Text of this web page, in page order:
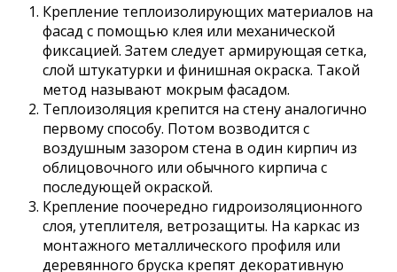
Крепление теплоизолирующих материалов на
фасад с помощью клея или механической
фиксацией. Затем следует армирующая сетка,
слой штукатурки и финишная окраска. Такой
метод называют мокрым фасадом.
Теплоизоляция крепится на стену аналогично
первому способу. Потом возводится с
воздушным зазором стена в один кирпич из
облицовочного или обычного кирпича с
последующей окраской.
Крепление поочередно гидроизоляционного
слоя, утеплителя, ветрозащиты. На каркас из
монтажного металлического профиля или
деревянного бруска крепят декоративную